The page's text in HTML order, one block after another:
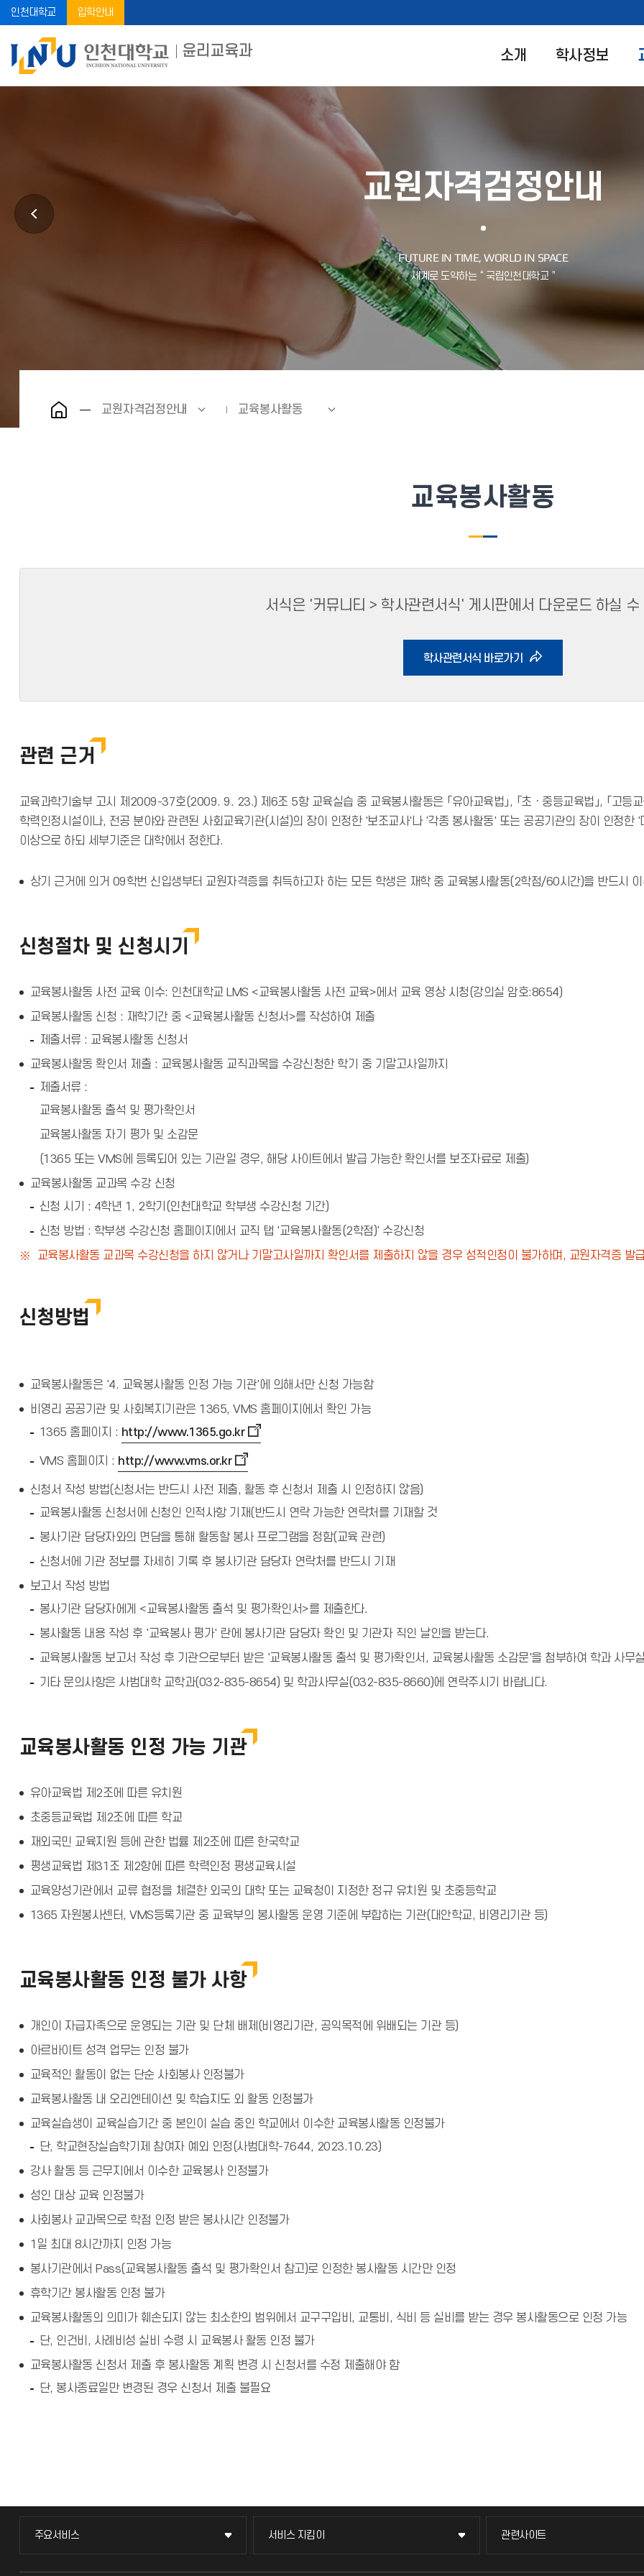
인천대학교 입학안내
윤리교육과 소개 학사정보
교원자격검정안내
교원자격검정안내 교육봉사활동
교육봉사활동
서식은 '커뮤니티 > 학사관련서식' 게시판에서 다운로드 하실 수
학사관련서식 바로가기
관련 근거
교육과학기술부 고시 제2009-37호(2009. 9. 23.) 제6조 5항 교육실습 중 교육봉사활동은 「유아교육법」, 「초ㆍ중등교육법」, 「고등교
학력인정시설이나, 전공 분야와 관련된 사회교육기관(시설)의 장이 인정한 '보조교사'나 '각종 봉사활동' 또는 공공기관의 장이 인정
이상으로 하되 세부기준은 대학에서 정한다.
상기 근거에 의거 09학번 신입생부터 교원자격증을 취득하고자 하는 모든 학생은 재학 중 교육봉사활동(2학점/60시간)을 반드시
신청절차 및 신청시기
교육봉사활동 사전 교육 이수: 인천대학교 LMS <교육봉사활동 사전 교육>에서 교육 영상 시청(강의실 암호:8654)
교육봉사활동 신청 : 재학기간 중 <교육봉사활동 신청서>를 작성하여 제출
제출서류 : 교육봉사활동 신청서
교육봉사활동 확인서 제출 : 교육봉사활동 교직과목을 수강신청한 학기 중 기말고사일까지
제출서류 :
교육봉사활동 출석 및 평가확인서
교육봉사활동 자기 평가 및 소감문
(1365 또는 VMS에 등록되어 있는 기관일 경우, 해당 사이트에서 발급 가능한 확인서를 보조자료로 제출)
교육봉사활동 교과목 수강 신청
신청 시기 : 4학년 1, 2학기(인천대학교 학부생 수강신청 기간)
신청 방법 : 학부생 수강신청 홈페이지에서 교직 탭 '교육봉사활동(2학점)' 수강신청
교육봉사활동 교과목 수강신청을 하지 않거나 기말고사일까지 확인서를 제출하지 않을 경우 성적인정이 불가하며, 교원자격증 발
신청방법
교육봉사활동은 '4. 교육봉사활동 인정 가능 기관'에 의해서만 신청 가능함
비영리 공공기관 및 사회복지기관은 1365, VMS 홈페이지에서 확인 가능
1365 홈페이지 : http://www.1365.go.kr
VMS 홈페이지 : http://www.vms.or.kr
신청서 작성 방법(신청서는 반드시 사전 제출, 활동 후 신청서 제출 시 인정하지 않음)
교육봉사활동 신청서에 신청인 인적사항 기재(반드시 연락 가능한 연락처를 기재할 것
봉사기관 담당자와의 면담을 통해 활동할 봉사 프로그램을 정함(교육 관련)
신청서에 기관 정보를 자세히 기록 후 봉사기관 담당자 연락처를 반드시 기재
보고서 작성 방법
봉사기관 담당자에게 <교육봉사활동 출석 및 평가확인서>를 제출한다.
봉사활동 내용 작성 후 '교육봉사 평가' 란에 봉사기관 담당자 확인 및 기관자 직인 날인을 받는다.
교육봉사활동 보고서 작성 후 기관으로부터 받은 '교육봉사활동 출석 및 평가확인서, 교육봉사활동 소감문'을 첨부하여 학과 사무
기타 문의사항은 사범대학 교학과(032-835-8654) 및 학과사무실(032-835-8660)에 연락주시기 바랍니다.
교육봉사활동 인정 가능 기관
유아교육법 제2조에 따른 유치원
초중등교육법 제2조에 따른 학교
재외국민 교육지원 등에 관한 법률 제2조에 따른 한국학교
평생교육법 제31조 제2항에 따른 학력인정 평생교육시설
교육양성기관에서 교류 협정을 체결한 외국의 대학 또는 교육청이 지정한 정규 유치원 및 초중등학교
1365 자원봉사센터, VMS등록기관 중 교육부의 봉사활동 운영 기준에 부합하는 기관(대안학교, 비영리기관 등)
교육봉사활동 인정 불가 사항
개인이 자급자족으로 운영되는 기관 및 단체 배제(비영리기관, 공익목적에 위배되는 기관 등)
아르바이트 성격 업무는 인정 불가
교육적인 활동이 없는 단순 사회봉사 인정불가
교육봉사활동 내 오리엔테이션 및 학습지도 외 활동 인정불가
교육실습생이 교육실습기간 중 본인이 실습 중인 학교에서 이수한 교육봉사활동 인정불가
단, 학교현장실습학기제 참여자 예외 인정(사범대학-7644, 2023.10.23)
강사 활동 등 근무지에서 이수한 교육봉사 인정불가
성인 대상 교육 인정불가
사회봉사 교과목으로 학점 인정 받은 봉사시간 인정불가
1일 최대 8시간까지 인정 가능
봉사기관에서 Pass(교육봉사활동 출석 및 평가확인서 참고)로 인정한 봉사활동 시간만 인정
휴학기간 봉사활동 인정 불가
교육봉사활동의 의미가 훼손되지 않는 최소한의 범위에서 교구구입비, 교통비, 식비 등 실비를 받는 경우 봉사활동으로 인정 가능
단, 인건비, 사례비성 실비 수령 시 교육봉사 활동 인정 불가
교육봉사활동 신청서 제출 후 봉사활동 계획 변경 시 신청서를 수정 제출해야 함
단, 봉사종료일만 변경된 경우 신청서 제출 불필요
주요서비스
주요서비스
교무회의방송
서비스 지킴이
서비스 지킴이
묻고 답하기
관련사이트
관련사이트
국방헬프콜